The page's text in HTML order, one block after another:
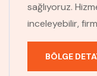
sağlıyoruz.
inceleyebilir,
BÖLGE